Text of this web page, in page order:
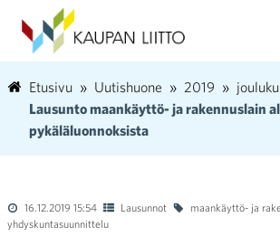
Etusivu Uutishuone 2019
Lausunto maankäyttö- ja rakennuslain
pykäläluonnoksista
16.12.2019 15:54 Lausunnot maankäyttö- ja
yhdyskuntasuunnittelu